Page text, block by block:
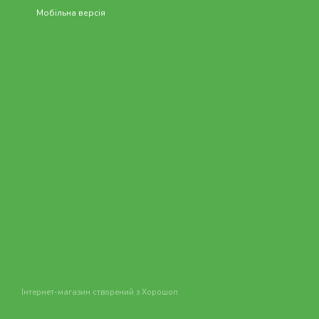
Мобільна версія
Інтернет-магазин створений з Хорошоп